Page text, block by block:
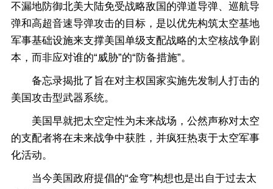
不漏地防御北美大陆免受战略敌国的弹道导弹、巡航导
弹和高超音速导弹攻击的目标，是以优先构筑太空基地
军事基础设施来支撑美国单级支配战略的太空核战争剧
本，而非应对谁的“威胁”的“防备措施”。
备忘录揭批了旨在对主权国家实施先发制人打击的
美国攻击型武器系统。
美国早就把太空定性为未来战场，公然声称对太空
的支配者将在未来战争中获胜，并疯狂热衷于太空军事
化活动。
当今美国政府提倡的“金穹”构想也是出自于过去太